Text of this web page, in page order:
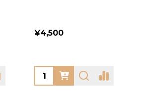
¥4,500
Quantity: